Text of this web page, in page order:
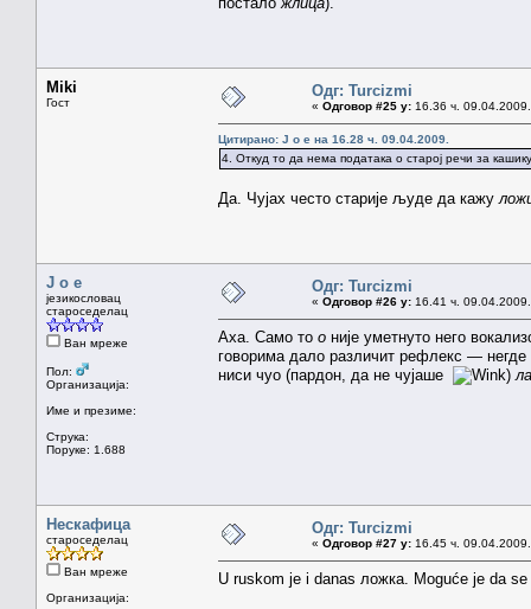
Miki
Гост
Одг: Turcizmi
« Одговор #25 у: 16.36 ч.
Цитирано: J o e на 16.28 ч. 09.04.2009.
4. Откуд то да нема података о старој речи за
Да. Чујах често старије људе да кажу
J o e
језикословац
староседелац
Ван мреже
Пол:
Организација:
Име и презиме:
Струка:
Поруке: 1.688
Одг: Turcizmi
« Одговор #26 у: 16.41 ч.
Аха. Само то о није уметнуто него
говорима дало различит рефлекс — негде
ниси чуо (пардон, да не чујаше
)
Нескафица
староседелац
Ван мреже
Организација:
Одг: Turcizmi
« Одговор #27 у: 16.45 ч.
U ruskom je i danas ложка. Moguće je da